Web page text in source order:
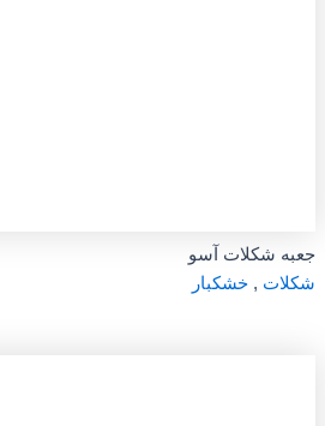
جعبه شکلات آسو
شکلات , خشکبار